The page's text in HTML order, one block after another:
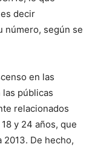
decir
número, según se
en las
públicas
relacionados
y 24 años, que
De hecho,